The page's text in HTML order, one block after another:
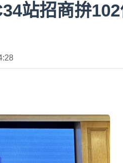
站招商拚